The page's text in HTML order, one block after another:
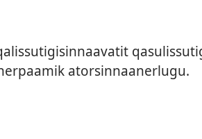
atorsin­naanerlugu.